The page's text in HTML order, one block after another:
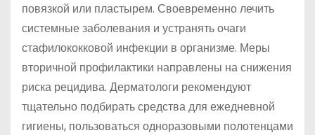
повязкой или пластырем. Своевременно лечить
системные заболевания и устранять очаги
стафилококковой инфекции в организме. Меры
вторичной профилактики направлены на снижения
риска рецидива. Дерматологи рекомендуют
тщательно подбирать средства для ежедневной
гигиены, пользоваться одноразовыми полотенцами